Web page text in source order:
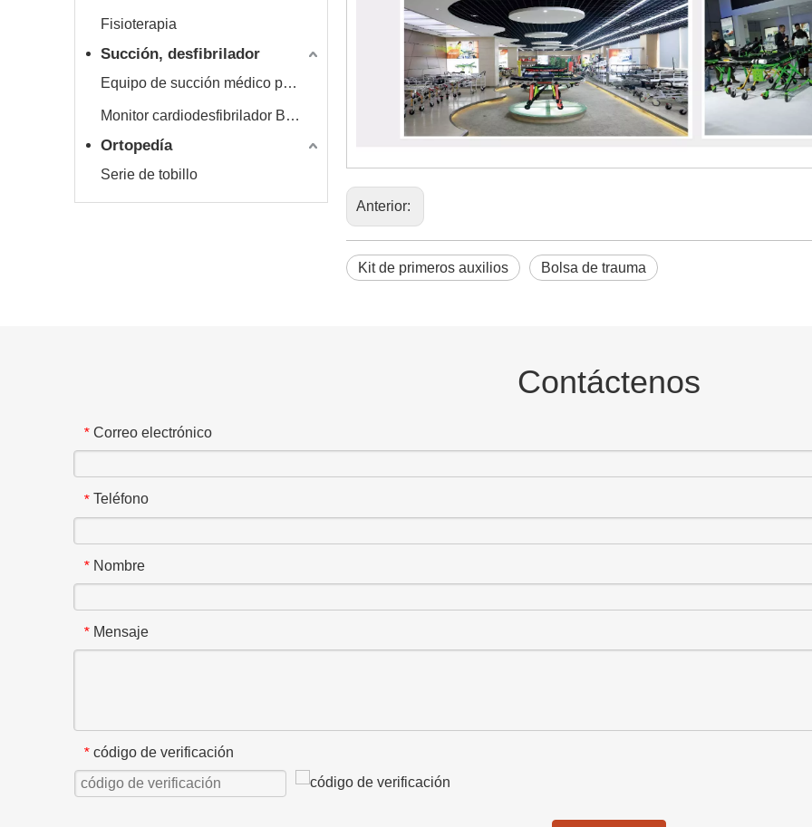
Fisioterapia
Succión, desfibrilador
Equipo de succión médico portátil Hersill
Monitor cardiodesfibrilador Bexen
Ortopedía
Serie de tobillo
Anterior:
Kit de primeros auxilios Bolsa de trauma
Contáctenos
* Correo electrónico
* Teléfono
* Nombre
* Mensaje
* código de verificación